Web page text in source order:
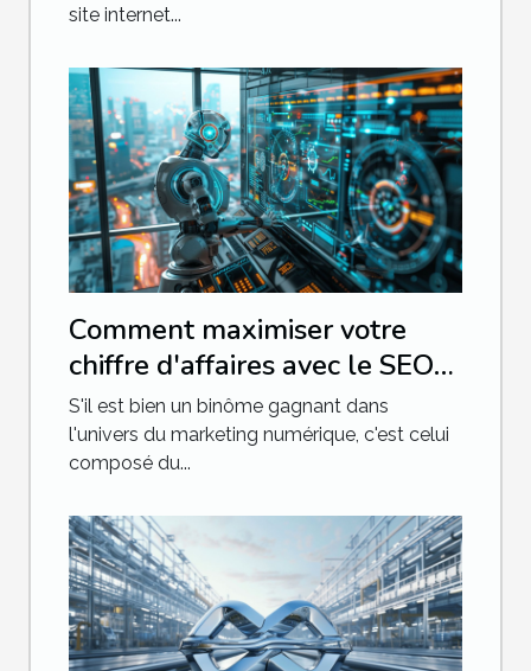
site internet...
Comment maximiser votre
chiffre d'affaires avec le SEO
et le SEA
S'il est bien un binôme gagnant dans
l'univers du marketing numérique, c'est celui
composé du...